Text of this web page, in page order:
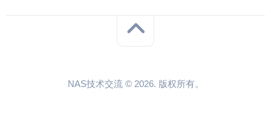
NAS技术交流 © 2026. 版权所有。